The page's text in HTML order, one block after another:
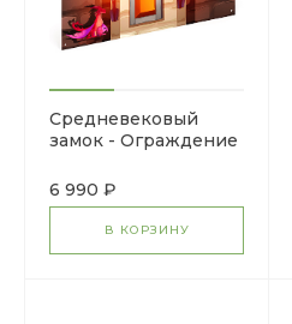
Средневековый
замок - Ограждение
МФ 90.01.01-13
6 990 ₽
В КОРЗИНУ